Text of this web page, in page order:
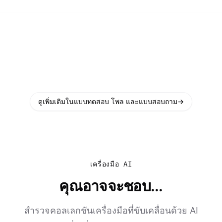
ดูเพิ่มเติมในแบบทดสอบ โพล และแบบสอบถาม→
เครื่องมือ AI
คุณอาจจะชอบ...
สำรวจคอลเลกชันเครื่องมือที่ขับเคลื่อนด้วย AI